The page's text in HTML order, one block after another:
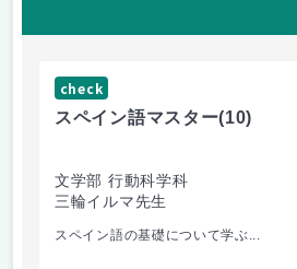
check
スペイン語マスター(10)
文学部 行動科学科
三輪イルマ先生
スペイン語の基礎について学ぶ...